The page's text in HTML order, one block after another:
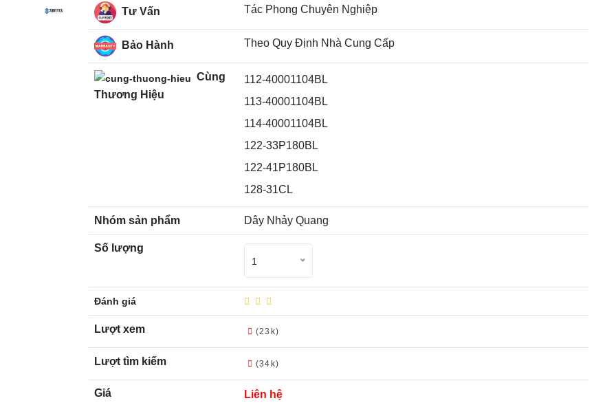
Tư Vấn Tác Phong Chuyên Nghiệp
Bảo Hành Theo Quy Định Nhà Cung Cấp
Cùng
Thương Hiệu
112-40001104BL
113-40001104BL
114-40001104BL
122-33P180BL
122-41P180BL
128-31CL
Nhóm sản phẩm Dây Nhảy Quang
Số lượng
1
Đánh giá
Lượt xem (23k)
Lượt tìm kiếm (34k)
Giá Liên hệ